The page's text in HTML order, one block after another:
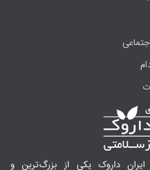
داروک یکی از بزرگ‌ترین و